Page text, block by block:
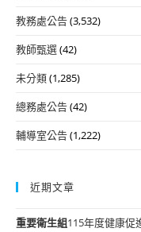
教務處公告(3,532)
教師甄選(42)
未分類(1,285)
總務處公告(42)
輔導室公告(1,222)
近期文章
重要衛生組115年度健康促